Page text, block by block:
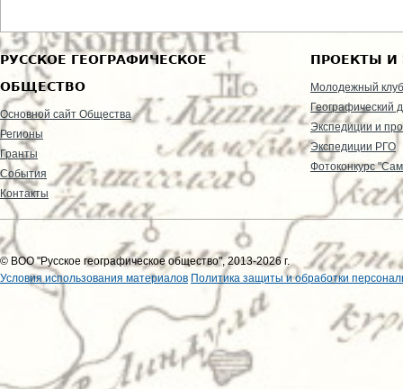
РУССКОЕ ГЕОГРАФИЧЕСКОЕ
ОБЩЕСТВО
Основной сайт Общества
Регионы
Гранты
События
Контакты
ПРОЕКТЫ И
Молодежный клуб
Географический
Экспедиции и
Экспедиции РГО
Фотоконкурс
© ВОО "Русское географическое общество", 2013-2026 г.
Условия использования материалов Политика защиты и обработки